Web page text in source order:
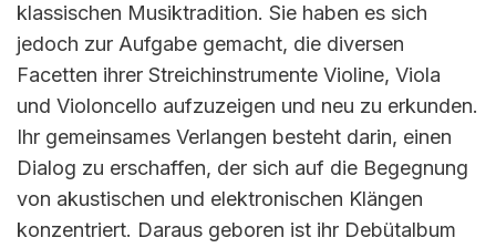
klassischen Musiktradition. Sie haben es sich
jedoch zur Aufgabe gemacht, die diversen
Facetten ihrer Streichinstrumente Violine, Viola
und Violoncello aufzuzeigen und neu zu erkunden.
Ihr gemeinsames Verlangen besteht darin, einen
Dialog zu erschaffen, der sich auf die Begegnung
von akustischen und elektronischen Klängen
konzentriert. Daraus geboren ist ihr Debütalbum